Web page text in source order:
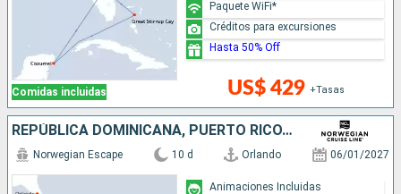
Comidas incluidas US$ 429 +Tasas
Paquete WiFi*
Créditos para excursiones
Hasta 50% Off
REPÚBLICA DOMINICANA, PUERTO RICO, SAN MARTÍN, BAHAMAS, ESTADOS UNIDOS
Norwegian Escape 10 d Orlando 06/01/2027
Animaciones Incluidas